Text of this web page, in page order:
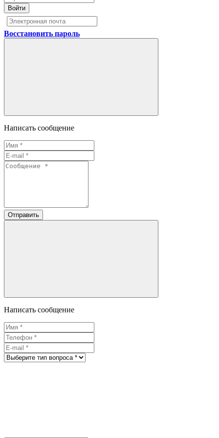
Войти
Восстановить пароль
Написать сообщение
Отправить
Написать сообщение